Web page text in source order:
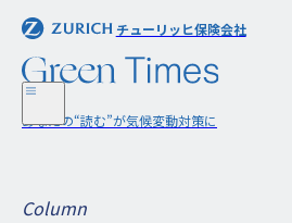
チューリッヒ保険会社
あなたの“読む”が気候変動対策に
チューリッヒ保険会社
あなたの“読む”が気候変動対策に
Column